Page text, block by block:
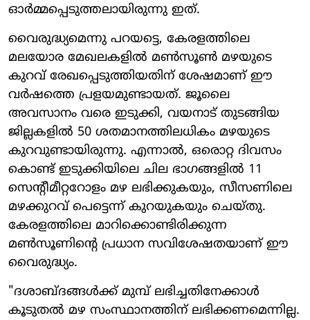
ഓർമ്മപ്പെടുത്തലായിരുന്നു ഇത്.
വൈരുദ്ധ്യമെന്നു പറയട്ടെ, കേരളത്തിലെ
മലയോര മേഖലകളിൽ മൺസൂൺ മഴയുടെ
കുറവ് രേഖപ്പെടുത്തിയതിന് ശേഷമാണ് ഈ
വർഷത്തെ പ്രളയമുണ്ടായത്. ജൂലൈ
അവസാനം വരെ ഇടുക്കി, വയനാട് തുടങ്ങിയ
ജില്ലകളിൽ 50 ശതമാനത്തിലധികം മഴയുടെ
കുറവുണ്ടായിരുന്നു. എന്നാൽ, ഒരൊറ്റ ദിവസം
കൊണ്ട് ഇടുക്കിയിലെ ചില ഭാഗങ്ങളിൽ 11
സെന്റീമീറ്ററോളം മഴ ലഭിക്കുകയും, സീസണിലെ
മഴക്കുറവ് പെട്ടെന്ന് കുറയുകയും ചെയ്തു.
കേരളത്തിലെ മാറിക്കൊണ്ടിരിക്കുന്ന
മൺസൂണിന്റെ പ്രധാന സവിശേഷതയാണ് ഈ
വൈരുദ്ധ്യം.
"ദശാബ്ദങ്ങൾക്ക് മുമ്പ് ലഭിച്ചതിനേക്കാൾ
കൂടുതൽ മഴ സംസ്ഥാനത്തിന് ലഭിക്കണമെന്നില്ല.